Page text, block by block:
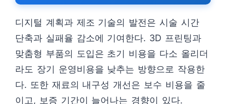
디지털 계획과 제조 기술의 발전은 시술 시간
단축과 실패율 감소에 기여한다. 3D 프린팅과
맞춤형 부품의 도입은 초기 비용을 다소 올리더
라도 장기 운영비용을 낮추는 방향으로 작용한
다. 또한 재료의 내구성 개선은 보수 비용을 줄
이고, 보증 기간이 늘어나는 경향이 있다.